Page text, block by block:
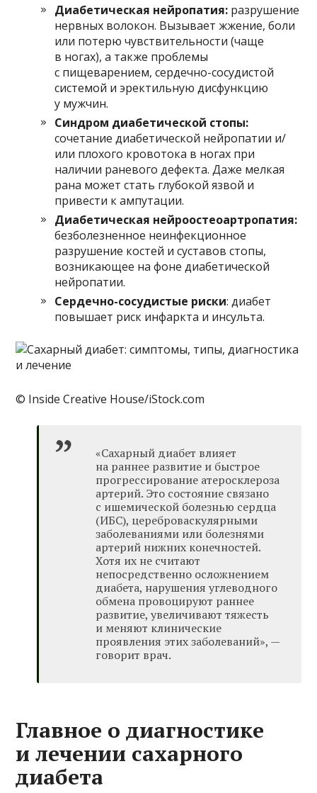
Диабетическая нейропатия: разрушение
нервных волокон. Вызывает жжение, боли
или потерю чувствительности (чаще
в ногах), а также проблемы
с пищеварением, сердечно-сосудистой
системой и эректильную дисфункцию
у мужчин.
Синдром диабетической стопы:
сочетание диабетической нейропатии и/
или плохого кровотока в ногах при
наличии раневого дефекта. Даже мелкая
рана может стать глубокой язвой и
привести к ампутации.
Диабетическая нейроостеоартропатия:
безболезненное неинфекционное
разрушение костей и суставов стопы,
возникающее на фоне диабетической
нейропатии.
Сердечно-сосудистые риски: диабет
повышает риск инфаркта и инсульта.
© Inside Creative House/iStock.com
«Сахарный диабет влияет
на раннее развитие и быстрое
прогрессирование атеросклероза
артерий. Это состояние связано
с ишемической болезнью сердца
(ИБС), цереброваскулярными
заболеваниями или болезнями
артерий нижних конечностей.
Хотя их не считают
непосредственно осложнением
диабета, нарушения углеводного
обмена провоцируют раннее
развитие, увеличивают тяжесть
и меняют клинические
проявления этих заболеваний», —
говорит врач.
Главное о диагностике
и лечении сахарного
диабета